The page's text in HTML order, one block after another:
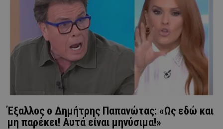
Έξαλλος ο Δημήτρης Παπανώτας: «Ως εδώ και
μη παρέκει! Αυτά είναι μηνύσιμα!»